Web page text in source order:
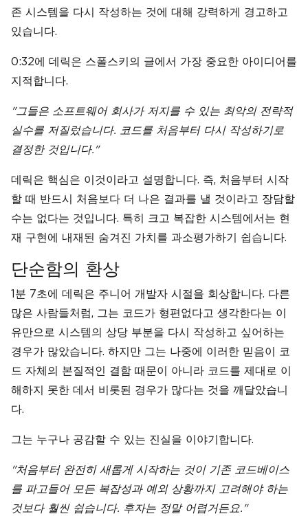
존 시스템을 다시 작성하는 것에 대해 강력하게 경고하고
있습니다.
0:32에 데릭은 스폴스키의 글에서 가장 중요한 아이디어를
지적합니다.
"그들은 소프트웨어 회사가 저지를 수 있는 최악의 전략적
실수를 저질렀습니다. 코드를 처음부터 다시 작성하기로
결정한 것입니다."
데릭은 핵심은 이것이라고 설명합니다. 즉, 처음부터 시작
할 때 반드시 처음보다 더 나은 결과를 낼 것이라고 장담할
수는 없다는 것입니다. 특히 크고 복잡한 시스템에서는 현
재 구현에 내재된 숨겨진 가치를 과소평가하기 쉽습니다.
단순함의 환상
1분 7초에 데릭은 주니어 개발자 시절을 회상합니다. 다른
많은 사람들처럼, 그는 코드가 형편없다고 생각한다는 이
유만으로 시스템의 상당 부분을 다시 작성하고 싶어하는
경우가 많았습니다. 하지만 그는 나중에 이러한 믿음이 코
드 자체의 본질적인 결함 때문이 아니라 코드를 제대로 이
해하지 못한 데서 비롯된 경우가 많다는 것을 깨달았습니
다.
그는 누구나 공감할 수 있는 진실을 이야기합니다.
"처음부터 완전히 새롭게 시작하는 것이 기존 코드베이스
를 파고들어 모든 복잡성과 예외 상황까지 고려해야 하는
것보다 훨씬 쉽습니다. 후자는 정말 어렵거든요."